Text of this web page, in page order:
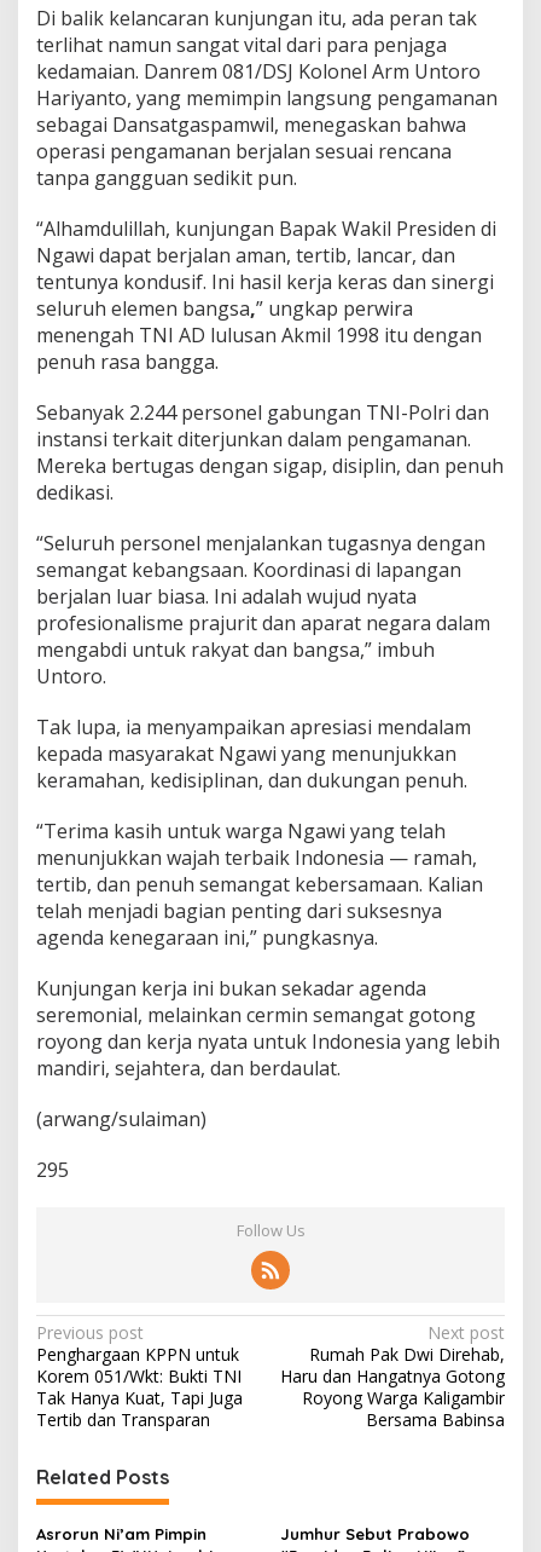
a
n
N
e
e
r
i
Di balik kelancaran kunjungan itu, ada peran tak
terlihat namun sangat vital dari para penjaga
kedamaian. Danrem 081/DSJ Kolonel Arm Untoro
Hariyanto, yang memimpin langsung pengamanan
sebagai Dansatgaspamwil, menegaskan bahwa
operasi pengamanan berjalan sesuai rencana
tanpa gangguan sedikit pun.
“Alhamdulillah, kunjungan Bapak Wakil Presiden di
Ngawi dapat berjalan aman, tertib, lancar, dan
tentunya kondusif. Ini hasil kerja keras dan sinergi
seluruh elemen bangsa,” ungkap perwira
menengah TNI AD lulusan Akmil 1998 itu dengan
penuh rasa bangga.
Sebanyak 2.244 personel gabungan TNI-Polri dan
instansi terkait diterjunkan dalam pengamanan.
Mereka bertugas dengan sigap, disiplin, dan penuh
dedikasi.
“Seluruh personel menjalankan tugasnya dengan
semangat kebangsaan. Koordinasi di lapangan
berjalan luar biasa. Ini adalah wujud nyata
profesionalisme prajurit dan aparat negara dalam
mengabdi untuk rakyat dan bangsa,” imbuh
Untoro.
Tak lupa, ia menyampaikan apresiasi mendalam
kepada masyarakat Ngawi yang menunjukkan
keramahan, kedisiplinan, dan dukungan penuh.
“Terima kasih untuk warga Ngawi yang telah
menunjukkan wajah terbaik Indonesia — ramah,
tertib, dan penuh semangat kebersamaan. Kalian
telah menjadi bagian penting dari suksesnya
agenda kenegaraan ini,” pungkasnya.
Kunjungan kerja ini bukan sekadar agenda
seremonial, melainkan cermin semangat gotong
royong dan kerja nyata untuk Indonesia yang lebih
mandiri, sejahtera, dan berdaulat.
(arwang/sulaiman)
295
Follow Us
P
o
s
t
n
a
v
Previous post
Penghargaan KPPN untuk
Korem 051/Wkt: Bukti TNI
Tak Hanya Kuat, Tapi Juga
Tertib dan Transparan
Next post
Rumah Pak Dwi Direhab,
Haru dan Hangatnya Gotong
Royong Warga Kaligambir
Bersama Babinsa
Related Posts
Asrorun Ni’am Pimpin
Jumhur Sebut Prabowo